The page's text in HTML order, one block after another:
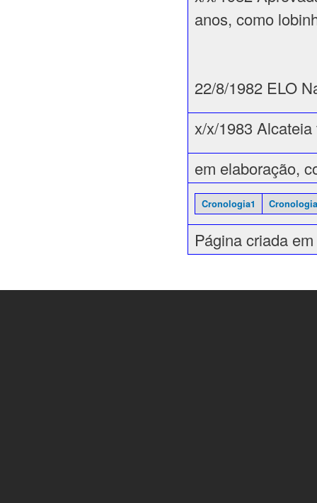
anos, como
22/8/1982 ELO
x/x/1983
em elaboração,
Cronologia1
Página criada